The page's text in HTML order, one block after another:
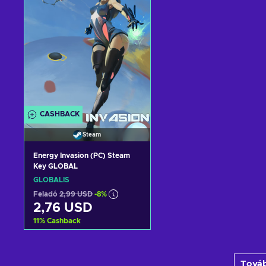
CASHBACK
Steam
Energy Invasion (PC) Steam
Key GLOBAL
GLOBÁLIS
Feladó 2,99 USD -8%
2,76 USD
11% Cashback